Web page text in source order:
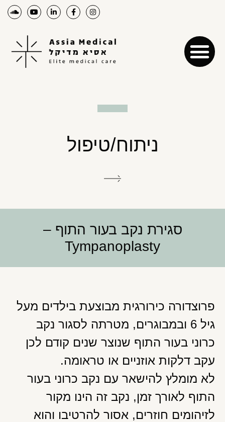
ניתוח/טיפול
סגירת נקב בעור התוף –
Tympanoplasty
פרוצדורה כירורגית מבוצעת בילדים מעל
גיל 6 ובמבוגרים, מטרתה לסגור נקב
כרוני בעור התוף שנוצר שנים קודם לכן
עקב דלקות אוזניים או טראומה.
לא מומלץ להישאר עם נקב כרוני בעור
התוף לאורך זמן, נקב זה הינו מקור
לזיהומים חוזרים, אסור להרטיבו והוא